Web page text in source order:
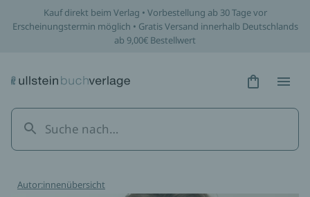
Kauf direkt beim Verlag • Vorbestellung ab 30 Tage vor
Erscheinungstermin möglich • Gratis Versand innerhalb Deutschlands
ab 9,00€ Bestellwert
Hidden
Autor:innenübersicht